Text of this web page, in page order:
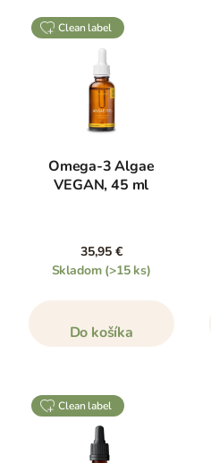
clean label
Omega-3 Algae
VEGAN, 45 ml
35,95 €
Skladom (>15 ks)
Do košíka
clean label